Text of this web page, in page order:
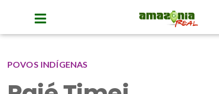
POVOS INDÍGENAS